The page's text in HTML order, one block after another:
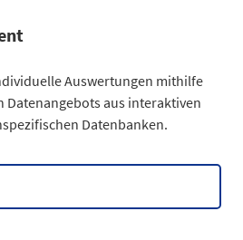
Auswertungen mithilfe
Datenangebots aus interaktiven
Datenbanken.